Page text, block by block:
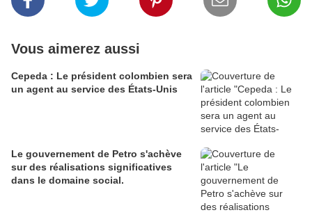
Vous aimerez aussi
Cepeda : Le président colombien sera
un agent au service des États-Unis
Le gouvernement de Petro s'achève
sur des réalisations significatives
dans le domaine social.